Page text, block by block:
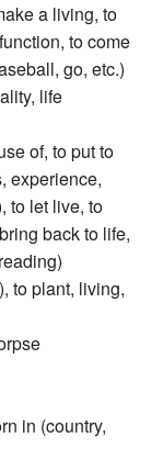
a living, to
to come
go, etc.)
life
of, to put to
experience,
to let live, to
back to life,
to plant, living,
in (country,